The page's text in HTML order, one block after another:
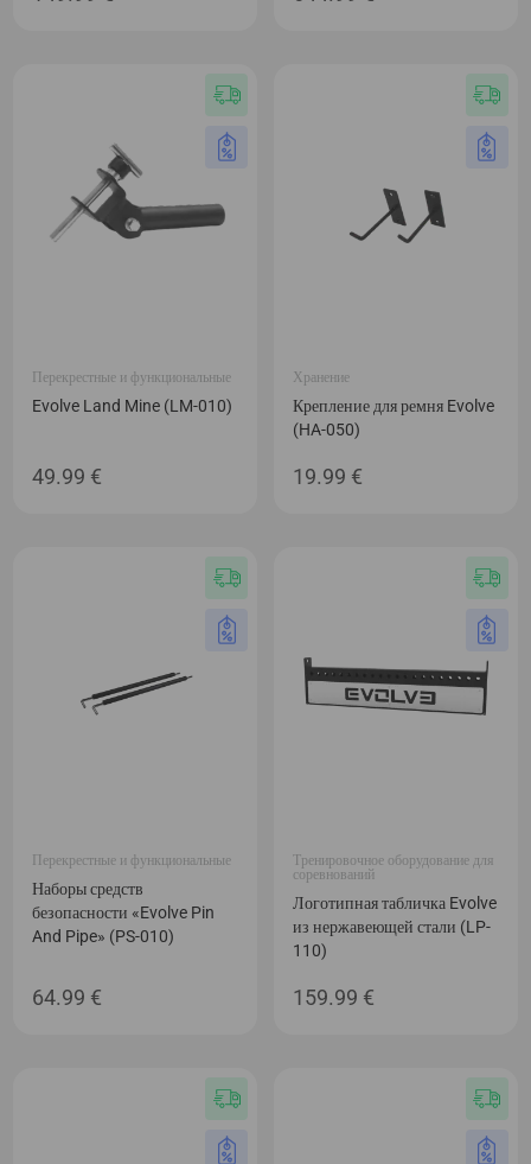
Перекрестные и функциональные
Evolve Land Mine (LM-010)
49.99 €
Хранение
Крепление для ремня Evolve
(HA-050)
19.99 €
Перекрестные и функциональные
Наборы средств
безопасности «Evolve Pin
And Pipe» (PS-010)
64.99 €
Тренировочное оборудование для
соревнований
Логотипная табличка Evolve
из нержавеющей стали (LP-
110)
159.99 €